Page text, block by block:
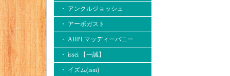
・ アンクルジョッシュ
・ アーボガスト
・ AHPLマッディーバニー
・ issei 【一誠】
・ イズム(ism)